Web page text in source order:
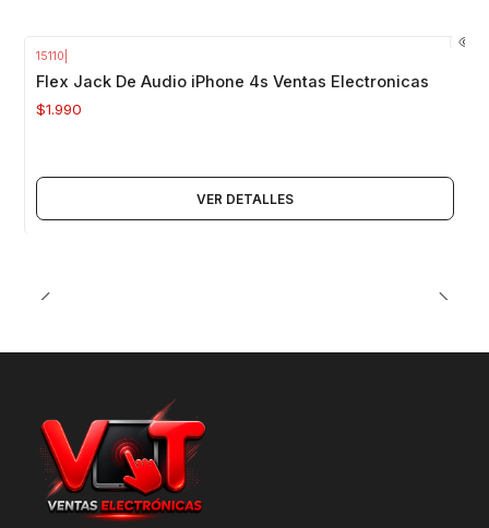
15110
Flex Jack De Audio iPhone 4s Ventas Electronicas
$1.990
VER DETALLES